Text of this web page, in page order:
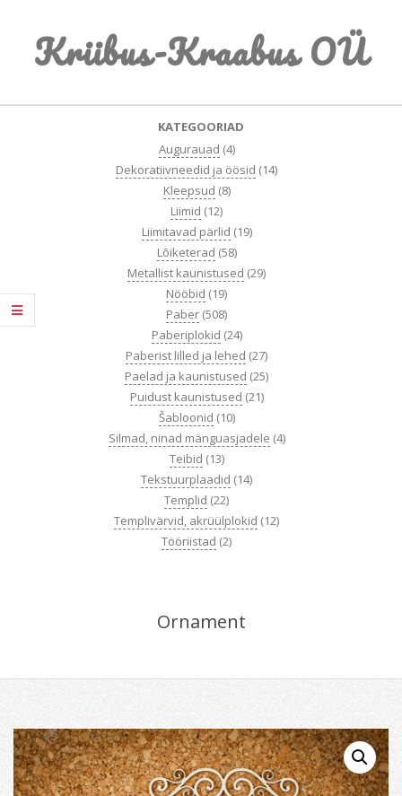
contentKriibus-Kraabus OÜ
KATEGOORIAD
Augurauad (4)
Dekoratiivneedid ja öösid (14)
Kleepsud (8)
Liimid (12)
Liimitavad pärlid (19)
Lõiketerad (58)
Metallist kaunistused (29)
Nööbid (19)
Paber (508)
Paberiplokid (24)
Paberist lilled ja lehed (27)
Paelad ja kaunistused (25)
Puidust kaunistused (21)
Šabloonid (10)
Silmad, ninad mänguasjadele (4)
Teibid (13)
Tekstuurplaadid (14)
Templid (22)
Templivärvid, akrüülplokid (12)
Tööriistad (2)
Ornament